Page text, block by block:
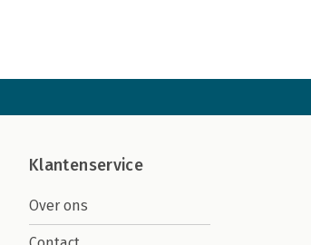
Klantenservice
Over ons